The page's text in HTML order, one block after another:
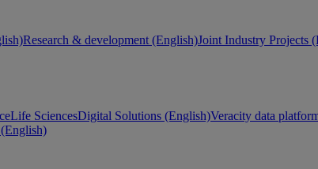
Research & development (English)Joint Industry Projects
Life SciencesDigital Solutions (English)Veracity data